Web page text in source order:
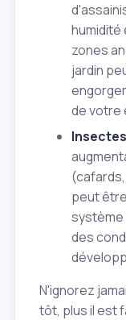
humidité
zones
jardin
de votre
peut
des
N'ignorez
tôt, plus il est